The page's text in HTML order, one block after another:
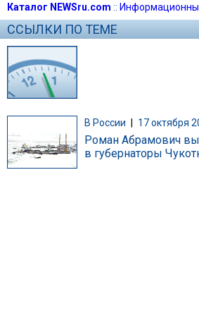
Каталог NEWSru.com ::
ССЫЛКИ ПО ТЕМЕ
В России | 17 октября
Роман Абрамович
в губернаторы